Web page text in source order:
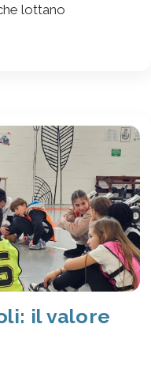
lottano
il valore